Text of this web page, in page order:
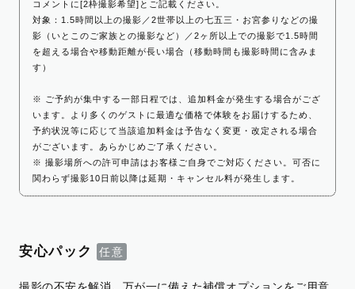
コメントに[2枠撮影希望]とご記載ください。
対象：1.5時間以上の撮影／2世帯以上の七五三・お宮参りなどの撮
影（いとこのご家族との撮影など）／2ヶ所以上での撮影で1.5時間
を超える場合や移動距離が長い場合（移動時間も撮影時間に含みま
す）
※ ご予約が集中する一部日程では、追加料金が発生する場合がござ
います。より多くのゲストに最適な価格で体験をお届けするため、
予約状況等に応じて当該追加料金は予告なく変更・改定される場合
がございます。あらかじめご了承ください。
※ 撮影場所への許可申請はお客様ご自身でご対応ください。可否に
関わらず撮影10日前以降は延期・キャンセル料が発生します。
安心パック
撮影の不安を解消。万が一に備えた補償オプションをご用意